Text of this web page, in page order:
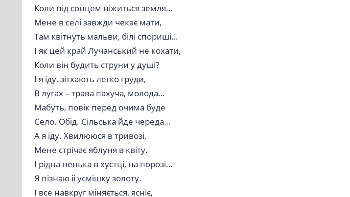
Коли під сонцем ніжиться земля…
Мене в селі завжди чекає мати,
Там квітнуть мальви, білі спориші…
І як цей край Лучанський не кохати,
Коли він будить струни у душі?
І я іду, зітхають легко груди,
В лугах – трава пахуча, молода…
Мабуть, повік перед очима буде
Село. Обід. Сільська йде череда…
А я іду. Хвилююся в тривозі,
Мене стрічає яблуня в квіту.
І рідна ненька в хустці, на порозі…
Я пізнаю іі усмішку золоту.
І все навкруг міняється, ясніє,